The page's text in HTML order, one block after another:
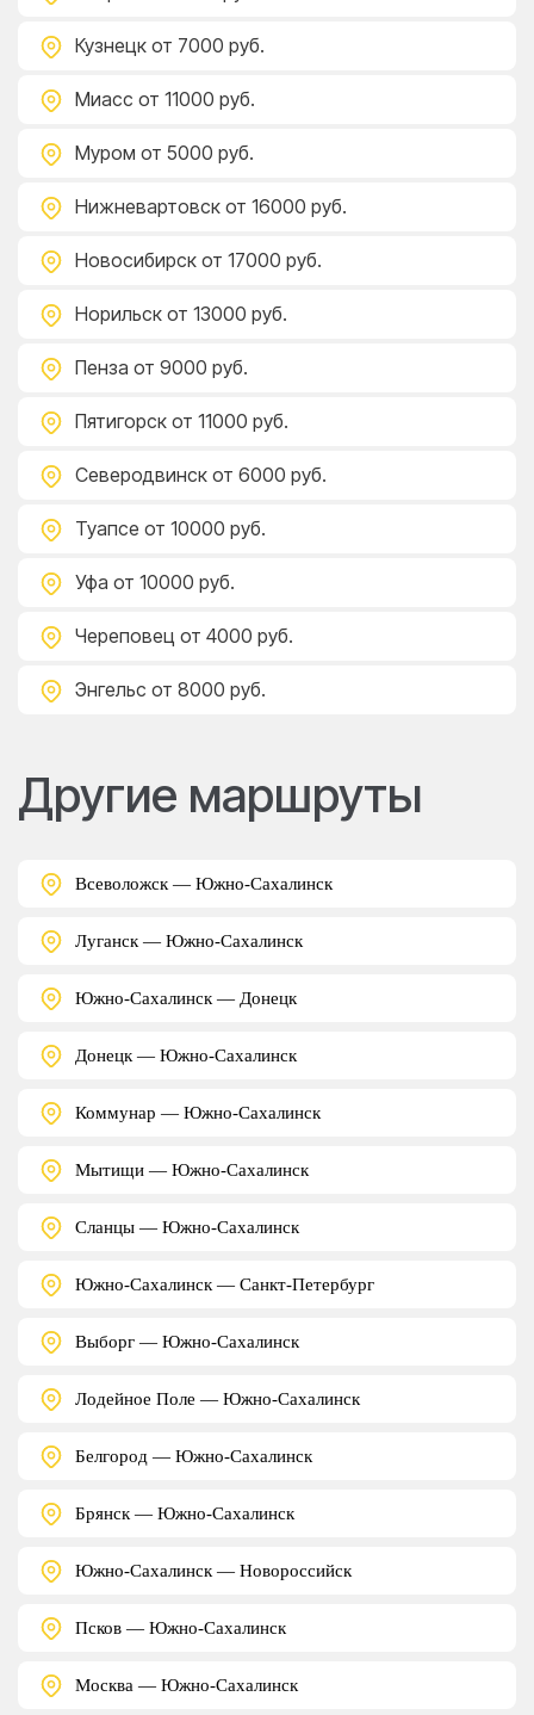
Кузнецк от 7000 руб.
Миасс от 11000 руб.
Муром от 5000 руб.
Нижневартовск от 16000 руб.
Новосибирск от 17000 руб.
Норильск от 13000 руб.
Пенза от 9000 руб.
Пятигорск от 11000 руб.
Северодвинск от 6000 руб.
Туапсе от 10000 руб.
Уфа от 10000 руб.
Череповец от 4000 руб.
Энгельс от 8000 руб.
Другие маршруты
Всеволожск — Южно-Сахалинск
Луганск — Южно-Сахалинск
Южно-Сахалинск — Донецк
Донецк — Южно-Сахалинск
Коммунар — Южно-Сахалинск
Мытищи — Южно-Сахалинск
Сланцы — Южно-Сахалинск
Южно-Сахалинск — Санкт-Петербург
Выборг — Южно-Сахалинск
Лодейное Поле — Южно-Сахалинск
Белгород — Южно-Сахалинск
Брянск — Южно-Сахалинск
Южно-Сахалинск — Новороссийск
Псков — Южно-Сахалинск
Москва — Южно-Сахалинск